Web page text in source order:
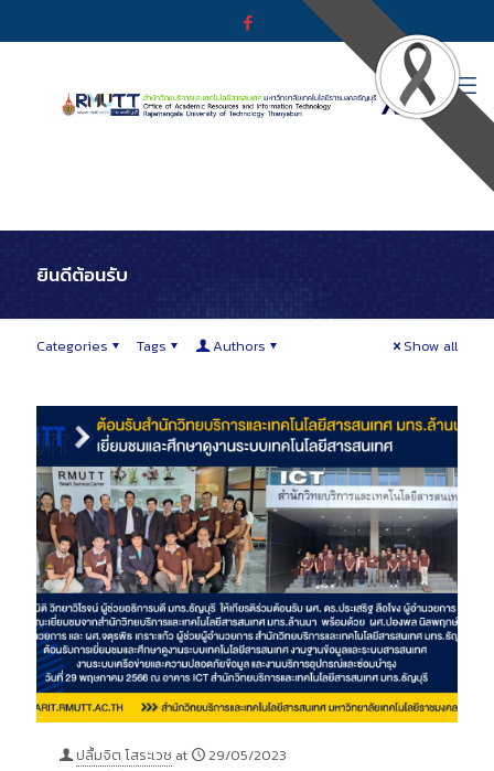
ยินดีต้อนรับ
Categories Tags Authors Show all
ปลื้มจิต โสระเวช at 29/05/2023